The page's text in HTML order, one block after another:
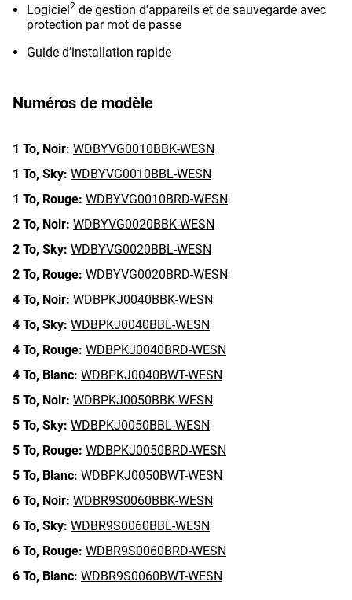
Logiciel2 de gestion d'appareils et de sauvegarde avec
protection par mot de passe
Guide d’installation rapide
Numéros de modèle
1 To, Noir: WDBYVG0010BBK-WESN
1 To, Sky: WDBYVG0010BBL-WESN
1 To, Rouge: WDBYVG0010BRD-WESN
2 To, Noir: WDBYVG0020BBK-WESN
2 To, Sky: WDBYVG0020BBL-WESN
2 To, Rouge: WDBYVG0020BRD-WESN
4 To, Noir: WDBPKJ0040BBK-WESN
4 To, Sky: WDBPKJ0040BBL-WESN
4 To, Rouge: WDBPKJ0040BRD-WESN
4 To, Blanc: WDBPKJ0040BWT-WESN
5 To, Noir: WDBPKJ0050BBK-WESN
5 To, Sky: WDBPKJ0050BBL-WESN
5 To, Rouge: WDBPKJ0050BRD-WESN
5 To, Blanc: WDBPKJ0050BWT-WESN
6 To, Noir: WDBR9S0060BBK-WESN
6 To, Sky: WDBR9S0060BBL-WESN
6 To, Rouge: WDBR9S0060BRD-WESN
6 To, Blanc: WDBR9S0060BWT-WESN